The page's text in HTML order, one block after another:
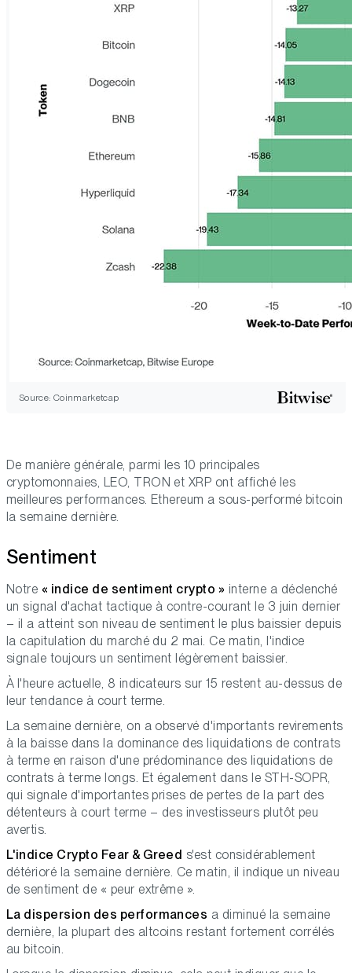
Source: Coinmarketcap
De manière générale, parmi les 10 principales
cryptomonnaies, LEO, TRON et XRP ont affiché les
meilleures performances. Ethereum a sous-performé bitcoin
la semaine dernière.
Sentiment
Notre « indice de sentiment crypto » interne a déclenché
un signal d'achat tactique à contre-courant le 3 juin dernier
– il a atteint son niveau de sentiment le plus baissier depuis
la capitulation du marché du 2 mai. Ce matin, l'indice
signale toujours un sentiment légèrement baissier.
À l'heure actuelle, 8 indicateurs sur 15 restent au-dessus de
leur tendance à court terme.
La semaine dernière, on a observé d'importants revirements
à la baisse dans la dominance des liquidations de contrats
à terme en raison d'une prédominance des liquidations de
contrats à terme longs. Et également dans le STH-SOPR,
qui signale d'importantes prises de pertes de la part des
détenteurs à court terme – des investisseurs plutôt peu
avertis.
L'indice Crypto Fear & Greed s'est considérablement
détérioré la semaine dernière. Ce matin, il indique un niveau
de sentiment de « peur extrême ».
La dispersion des performances a diminué la semaine
dernière, la plupart des altcoins restant fortement corrélés
au bitcoin.